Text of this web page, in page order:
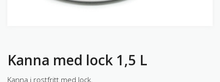
Kanna med lock 1,5 L
Kanna i rostfritt med lock.